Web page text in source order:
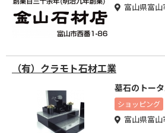
富山県富
（有）クラモト石材工業
墓石のトー
ショッピング
富山県富